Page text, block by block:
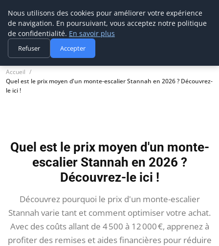
CBA
construction bois
Bricolage & Passion du Bois
Accueil
Quel est le prix moyen d'un monte-escalier Stannah en 2026 ? Découvrez-
le ici !
Quel est le prix moyen d'un monte-
escalier Stannah en 2026 ?
Découvrez-le ici !
Découvrez pourquoi le prix d'un monte-escalier
Stannah varie tant et comment optimiser votre achat.
Avec des coûts allant de 4 500 à 12 000 €, apprenez à
profiter des remises et aides financières pour réduire
Nous utilisons des cookies pour améliorer votre expérience
de navigation. En poursuivant, vous acceptez notre politique
de confidentialité. En savoir plus
Refuser Accepter